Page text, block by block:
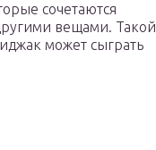
сочетаются
вещами. Такой
может сыграть